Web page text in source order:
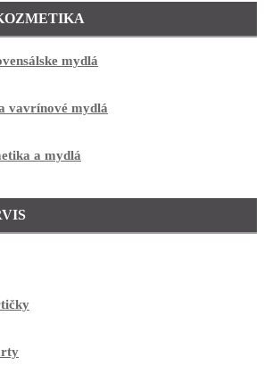
mydlá
vavrínové mydlá
a mydlá